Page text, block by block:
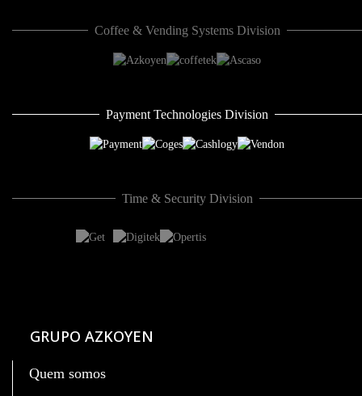
Coffee & Vending Systems Division
Payment Technologies Division
Time & Security Division
GRUPO AZKOYEN
Quem somos